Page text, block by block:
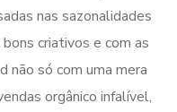
nas sazonalidades
criativos e com as
não só com uma mera
orgânico infalível,